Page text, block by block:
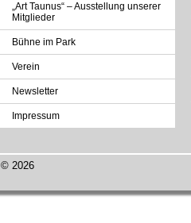
„Art Taunus“ – Ausstellung unserer
Mitglieder
Bühne im Park
Verein
Newsletter
Impressum
© 2026